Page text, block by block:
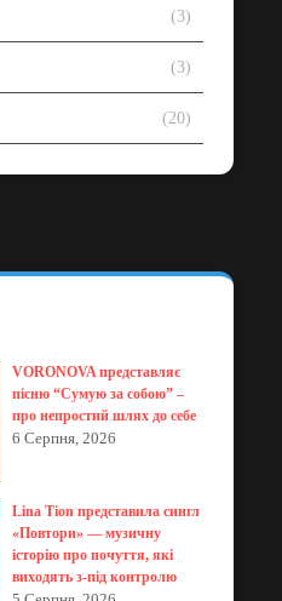
(3)
(3)
(20)
VORONOVA представляє
пісню “Сумую за собою” –
про непростий шлях до себе
6 Серпня, 2026
Lina Tion представила сингл
«Повтори» — музичну
історію про почуття, які
виходять з-під контролю